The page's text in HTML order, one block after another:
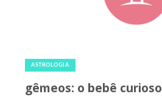
ASTROLOGIA
gêmeos: o bebê curioso